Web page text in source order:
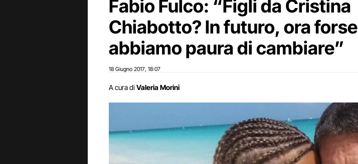
Fabio Fulco: “Figli da Cristina
Chiabotto? In futuro, ora forse
abbiamo paura di cambiare”
18 Giugno 2017 18:07
A cura di Valeria Morini